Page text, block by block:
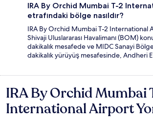
IRA By Orchid Mumbai T-2
etrafındaki bölge nasıldır?
IRA By Orchid Mumbai T-2 International
Shivaji Uluslararası Havalimanı (BOM)
dakikalık mesafede ve MIDC Sanayi
dakikalık yürüyüş mesafesinde, Andheri
Yorumlar
IRA By Orchid Mumbai
International Airport